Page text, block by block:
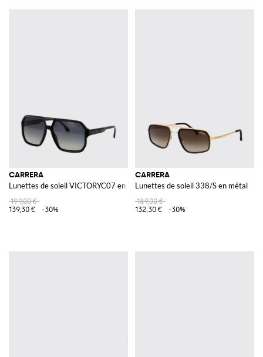
CARRERA
Lunettes de soleil VICTORYC07 en acétate
199,00 €
139,30 €
-30%
CARRERA
Lunettes de soleil 338/S en métal
189,00 €
132,30 €
-30%